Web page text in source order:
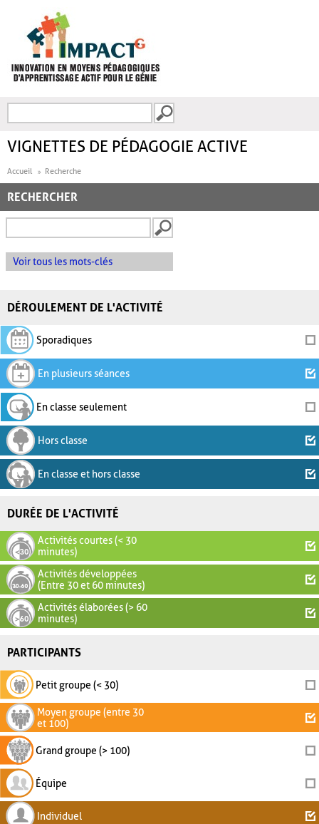
FORMULAIRE DE
VIGNETTES DE PÉDAGOGIE ACTIVE
Accueil Recherche
RECHERCHER
Voir tous les mots-clés
DÉROULEMENT DE L'ACTIVITÉ
Sporadiques
En plusieurs séances
En classe seulement
Hors classe
En classe et hors classe
DURÉE DE L'ACTIVITÉ
Activités courtes (< 30
minutes)
Activités développées
(Entre 30 et 60 minutes)
Activités élaborées (> 60
minutes)
PARTICIPANTS
Petit groupe (< 30)
Moyen groupe (entre 30
et 100)
Grand groupe (> 100)
Équipe
Individuel